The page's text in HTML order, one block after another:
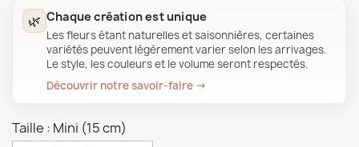
🌿 Chaque création est unique
Les fleurs étant naturelles et saisonnières, certaines
variétés peuvent légèrement varier selon les arrivages.
Le style, les couleurs et le volume seront respectés.
Découvrir notre savoir-faire →
Taille : Mini (15 cm)